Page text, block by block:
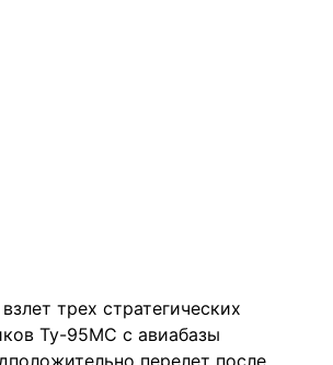
трех стратегических
Ту-95МС с авиабазы
перелет после